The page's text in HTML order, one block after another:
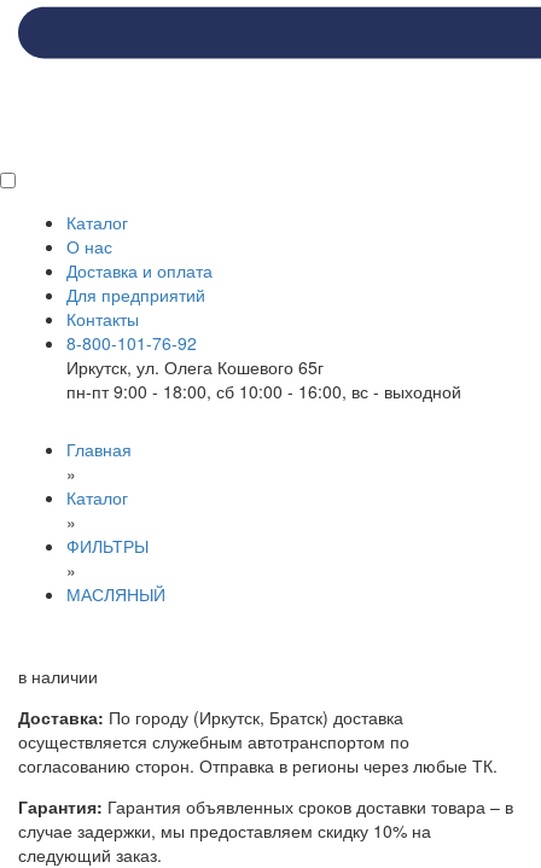
Каталог
О нас
Доставка и оплата
Для предприятий
Контакты
8-800-101-76-92
Иркутск, ул. Олега Кошевого 65г
пн-пт 9:00 - 18:00, сб 10:00 - 16:00, вс - выходной
Главная
»
Каталог
»
ФИЛЬТРЫ
»
МАСЛЯНЫЙ
в наличии
Доставка: По городу (Иркутск, Братск) доставка
осуществляется служебным автотранспортом по
согласованию сторон. Отправка в регионы через любые ТК.
Гарантия: Гарантия объявленных сроков доставки товара – в
случае задержки, мы предоставляем скидку 10% на
следующий заказ.